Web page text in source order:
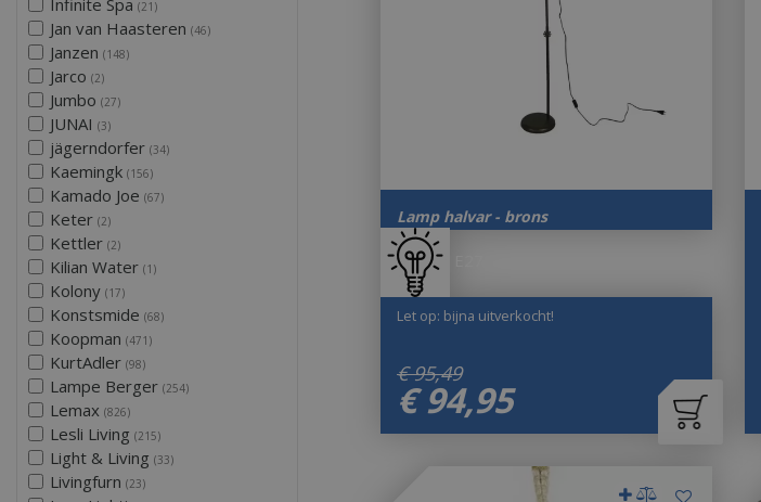
Lamp halvar - brons
€ 95,49
€ 94,95
Let op: bijna uitverkocht!
(21)
Jan van Haasteren (46)
Janzen (148)
Jarco (2)
Jumbo (27)
JUNAI (3)
jägerndorfer (34)
Kaemingk (156)
Kamado Joe (67)
Keter (2)
Kettler (2)
Kilian Water (1)
Kolony (17)
Konstsmide (68)
Koopman (471)
KurtAdler (98)
Lampe Berger (254)
Lemax (826)
Lesli Living (215)
Light & Living (33)
Livingfurn (23)